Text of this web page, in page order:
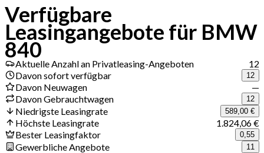
Verfügbare
Leasingangebote für BMW
840
Aktuelle Anzahl an Privatleasing-Angeboten
12
Davon sofort verfügbar
12
Davon Neuwagen
—
Davon Gebrauchtwagen
12
Niedrigste Leasingrate 589,00 €
Höchste Leasingrate
1.824,06 €
Bester Leasingfaktor
0,55
Gewerbliche Angebote 11